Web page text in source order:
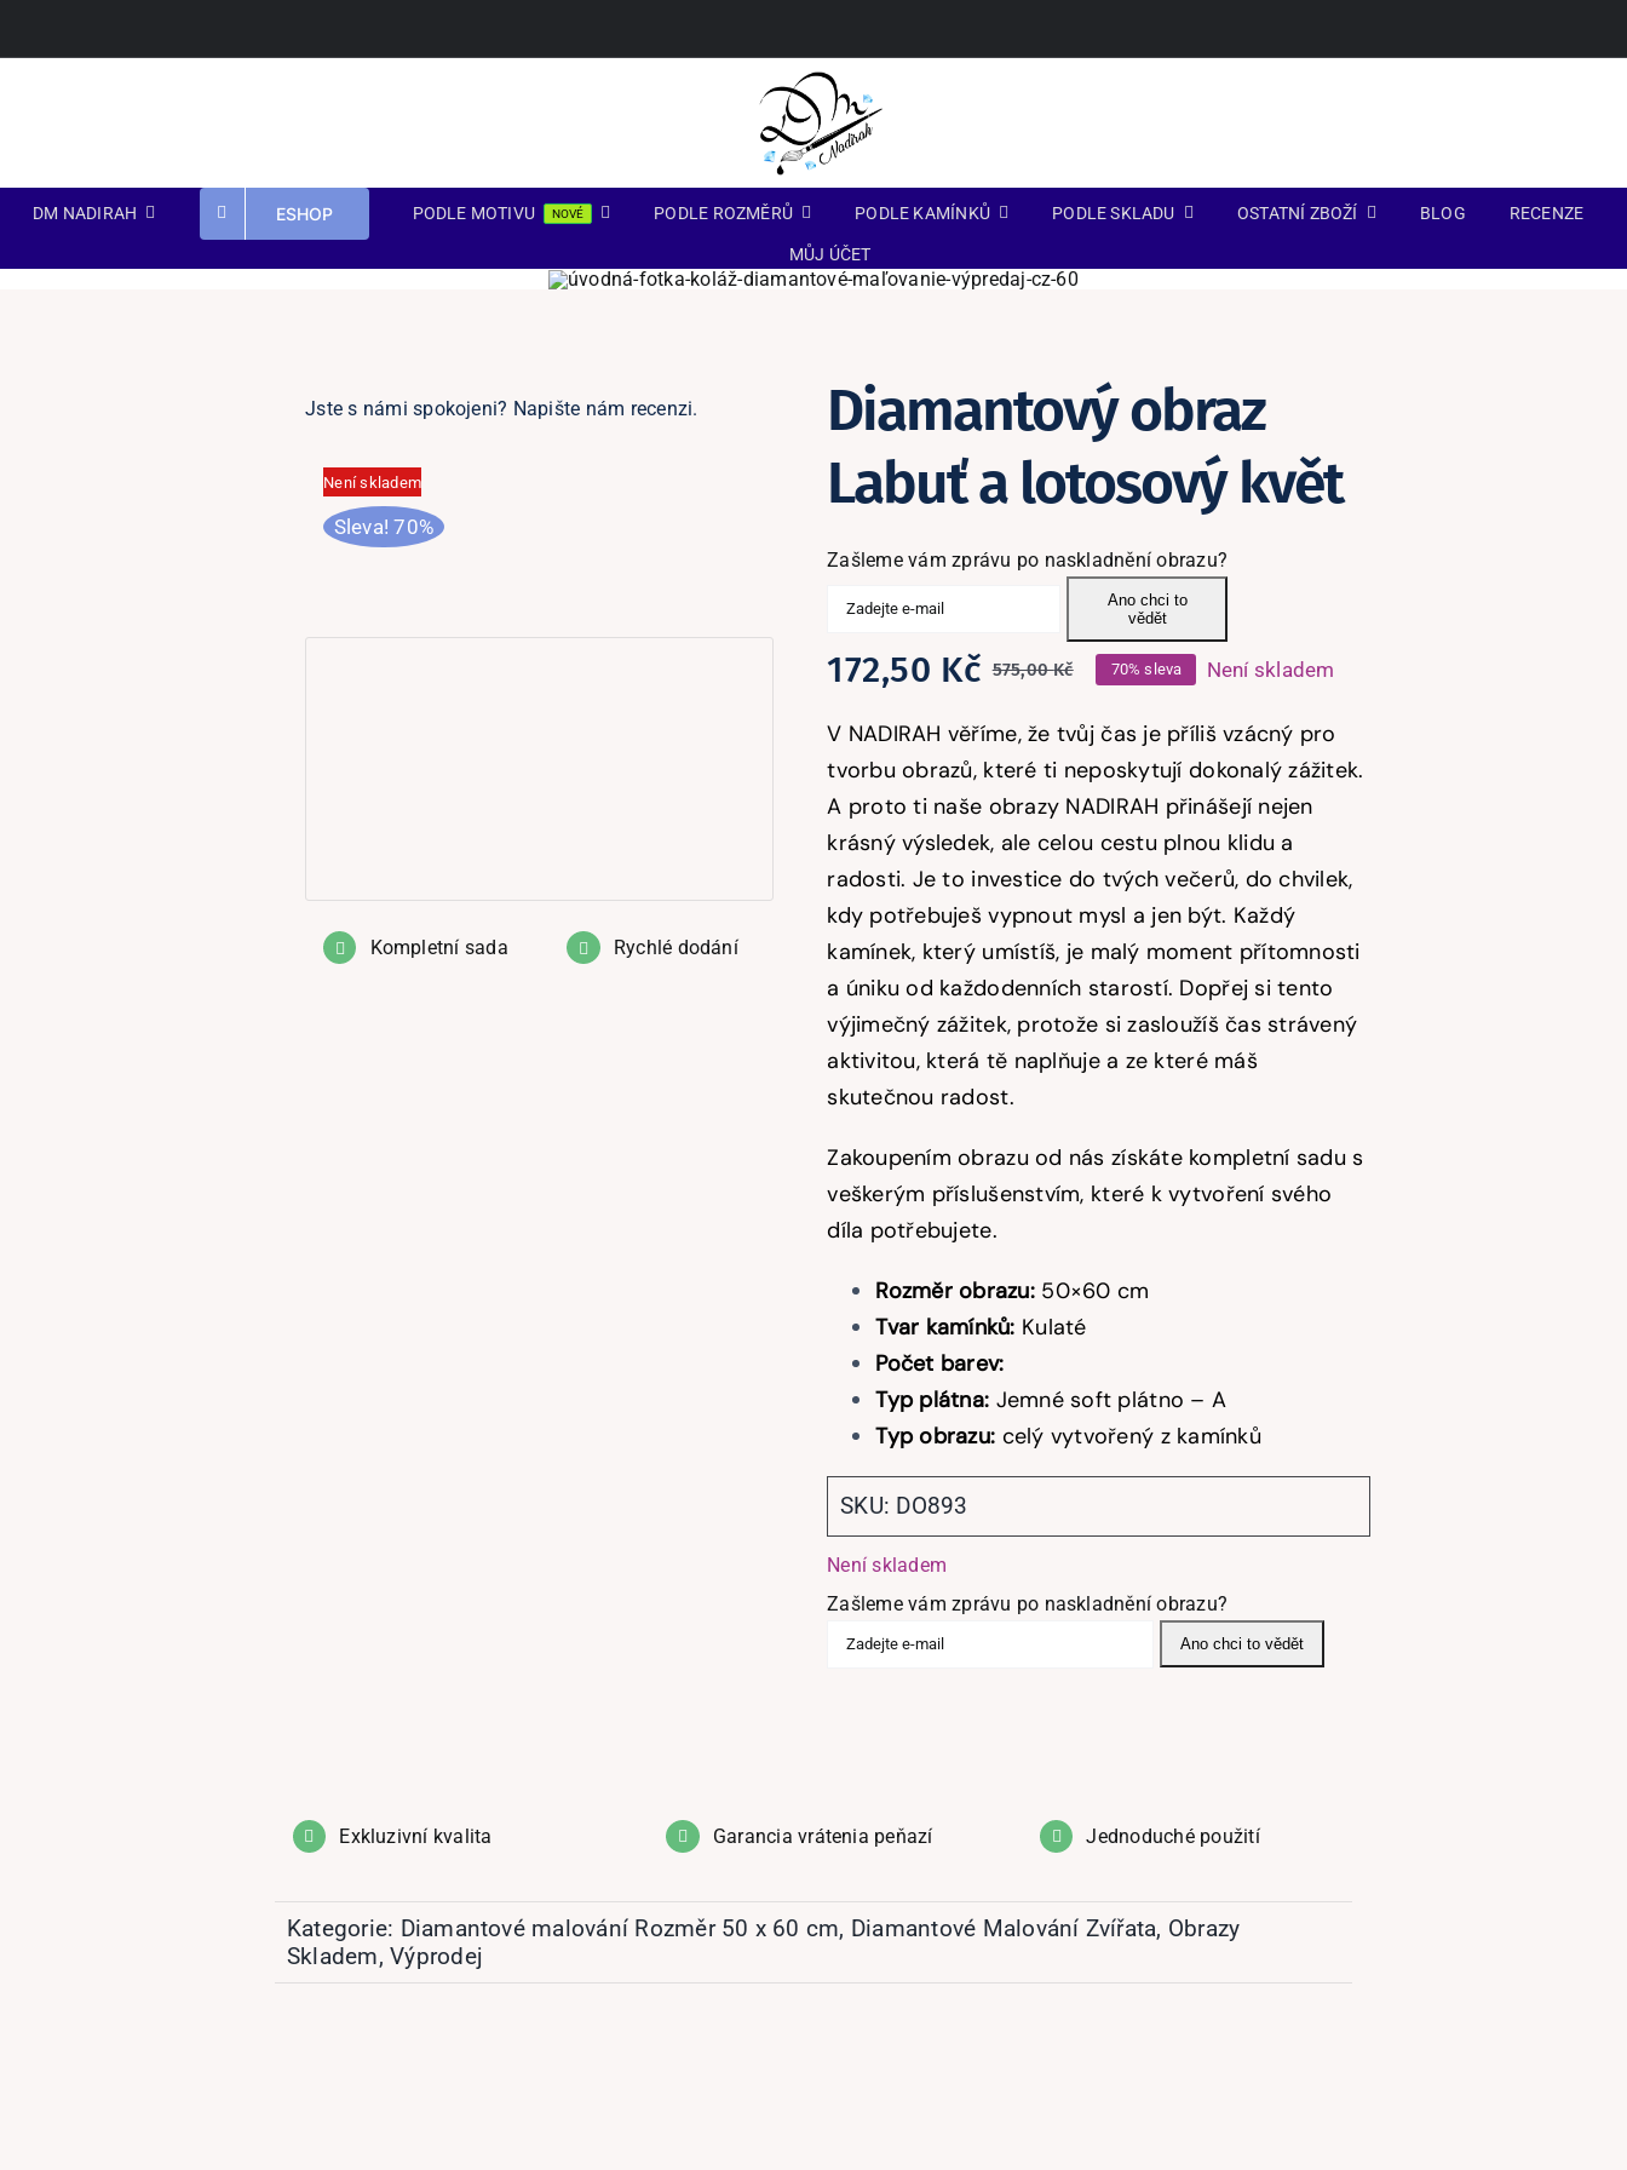
DM NADIRAH ESHOP PODLE MOTIVU NOVÉ PODLE ROZMĚRŮ PODLE KAMÍNKŮ PODLE SKLADU OSTATNÍ ZBOŽÍ BLOG RECENZE
MŮJ ÚČET
Jste s námi spokojeni? Napište nám recenzi.
Není skladem
Sleva! 70%
Kompletní sada Rychlé dodání
Diamantový obraz
Labuť a lotosový květ
575,00KčPůvodní
cena
byla:
575,00 Kč.
172,50 Kč
Aktuální
cena
je:
172,50 Kč.
70% sleva Není skladem
Zašleme vám zprávu po naskladnění obrazu?
Ano chci to
vědět
V NADIRAH věříme, že tvůj čas je příliš vzácný pro
tvorbu obrazů, které ti neposkytují dokonalý zážitek.
A proto ti naše obrazy NADIRAH přinášejí nejen
krásný výsledek, ale celou cestu plnou klidu a
radosti. Je to investice do tvých večerů, do chvilek,
kdy potřebuješ vypnout mysl a jen být. Každý
kamínek, který umístíš, je malý moment přítomnosti
a úniku od každodenních starostí. Dopřej si tento
výjimečný zážitek, protože si zasloužíš čas strávený
aktivitou, která tě naplňuje a ze které máš
skutečnou radost.
Zakoupením obrazu od nás získáte kompletní sadu s
veškerým příslušenstvím, které k vytvoření svého
díla potřebujete.
Rozměr obrazu: 50×60 cm
Tvar kamínků: Kulaté
Počet barev:
Typ plátna: Jemné soft plátno – A
Typ obrazu: celý vytvořený z kamínků
SKU: DO893
Není skladem
Zašleme vám zprávu po naskladnění obrazu?
Ano chci to vědět
Exkluzivní kvalita Garancia vrátenia peňazí Jednoduché použití
Kategorie: Diamantové malování Rozměr 50 x 60 cm, Diamantové Malování Zvířata, Obrazy
Skladem,Výprodej